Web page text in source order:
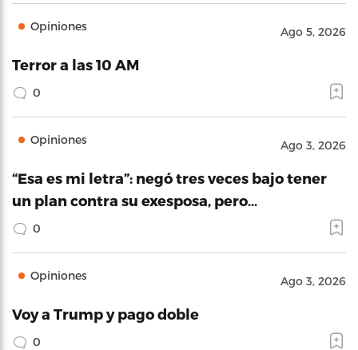
Opiniones Ago 5, 2026
Terror a las 10 AM
0
Opiniones Ago 3, 2026
“Esa es mi letra”: negó tres veces bajo tener
un plan contra su exesposa, pero…
0
Opiniones Ago 3, 2026
Voy a Trump y pago doble
0